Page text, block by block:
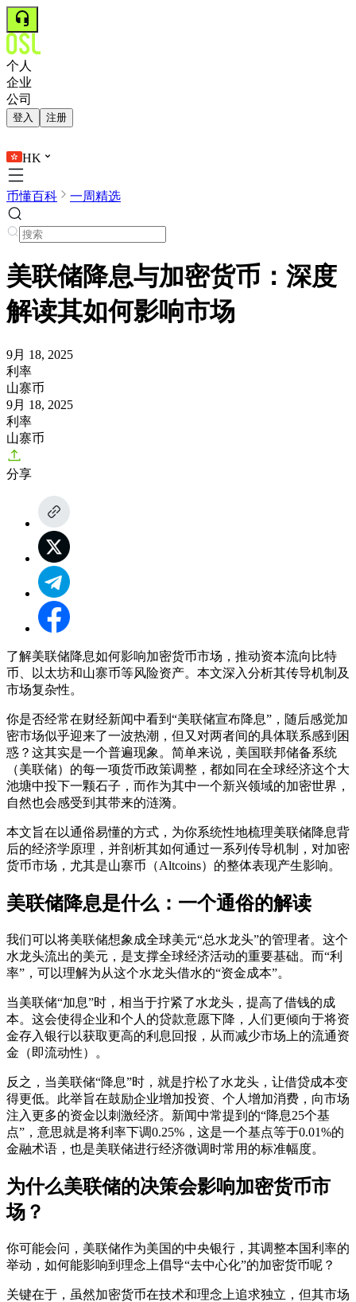
个人
企业
公司
登入 注册
HK
币懂百科 一周精选
美联储降息与加密货币：深度
解读其如何影响市场
9月 18, 2025
利率
山寨币
9月 18, 2025
利率
山寨币
分享
了解美联储降息如何影响加密货币市场，推动资本流向比特
币、以太坊和山寨币等风险资产。本文深入分析其传导机制及
市场复杂性。
你是否经常在财经新闻中看到“美联储宣布降息”，随后感觉加
密市场似乎迎来了一波热潮，但又对两者间的具体联系感到困
惑？这其实是一个普遍现象。简单来说，美国联邦储备系统
（美联储）的每一项货币政策调整，都如同在全球经济这个大
池塘中投下一颗石子，而作为其中一个新兴领域的加密世界，
自然也会感受到其带来的涟漪。
本文旨在以通俗易懂的方式，为你系统性地梳理美联储降息背
后的经济学原理，并剖析其如何通过一系列传导机制，对加密
货币市场，尤其是山寨币（Altcoins）的整体表现产生影响。
美联储降息是什么：一个通俗的解读
我们可以将美联储想象成全球美元“总水龙头”的管理者。这个
水龙头流出的美元，是支撑全球经济活动的重要基础。而“利
率”，可以理解为从这个水龙头借水的“资金成本”。
当美联储“加息”时，相当于拧紧了水龙头，提高了借钱的成
本。这会使得企业和个人的贷款意愿下降，人们更倾向于将资
金存入银行以获取更高的利息回报，从而减少市场上的流通资
金（即流动性）。
反之，当美联储“降息”时，就是拧松了水龙头，让借贷成本变
得更低。此举旨在鼓励企业增加投资、个人增加消费，向市场
注入更多的资金以刺激经济。新闻中常提到的“降息25个基
点”，意思就是将利率下调0.25%，这是一个基点等于0.01%的
金融术语，也是美联储进行经济微调时常用的标准幅度。
为什么美联储的决策会影响加密货币市
场？
你可能会问，美联储作为美国的中央银行，其调整本国利率的
举动，如何能影响到理念上倡导“去中心化”的加密货币呢？
关键在于，虽然加密货币在技术和理念上追求独立，但其市场